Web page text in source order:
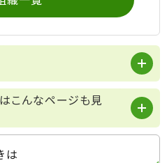
こんなページも見
は